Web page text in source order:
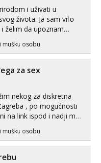
i uživati u
života. Ja sam vrlo
želim da upoznam
Klikni na link
mušku osobu
za sex
nekog za diskretna
, po mogućnosti
mušku osobu